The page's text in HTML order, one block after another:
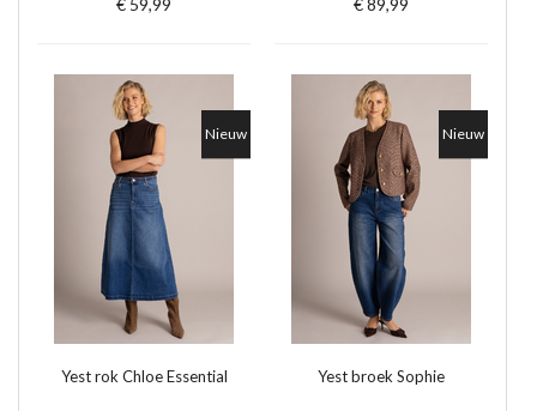
Nieuw
Yest rok Chloe Essential
Nieuw
Yest broek Sophie